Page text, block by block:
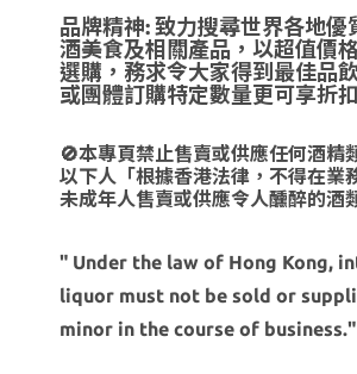
品牌精神: 致力搜尋世界各地優
酒美食及相關產品，以超值價
選購，務求令大家得到最佳品
或團體訂購特定數量更可享折
🚫本專頁禁止售賣或供應任何酒精
以下人「根據香港法律，不得在業
未成年人售賣或供應令人醺醉的酒
" Under the law of Hong Kong,
liquor must not be sold or
minor in the course of business."